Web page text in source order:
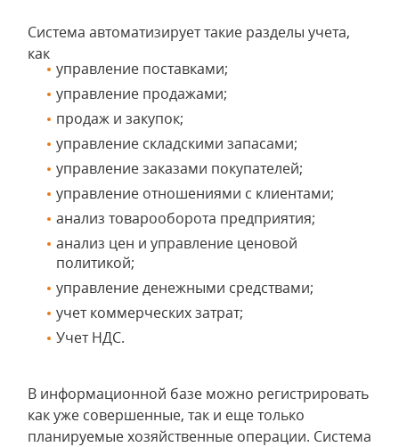
Система автоматизирует такие разделы учета,
как
управление поставками;
управление продажами;
продаж и закупок;
управление складскими запасами;
управление заказами покупателей;
управление отношениями с клиентами;
анализ товарооборота предприятия;
анализ цен и управление ценовой
политикой;
управление денежными средствами;
учет коммерческих затрат;
Учет НДС.
В информационной базе можно регистрировать
как уже совершенные, так и еще только
планируемые хозяйственные операции. Система